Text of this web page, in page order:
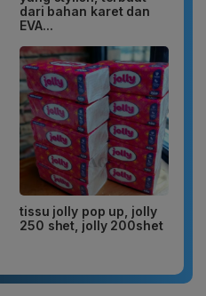
dari bahan karet dan
EVA...
tissu jolly pop up, jolly
250 shet, jolly 200shet